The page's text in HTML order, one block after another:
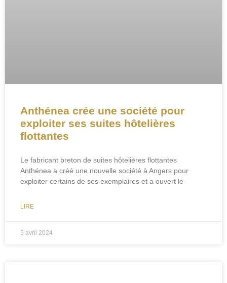
Anthénea crée une société pour
exploiter ses suites hôtelières
flottantes
Le fabricant breton de suites hôtelières flottantes
Anthénea a créé une nouvelle société à Angers pour
exploiter certains de ses exemplaires et a ouvert le
LIRE
5 avril 2024